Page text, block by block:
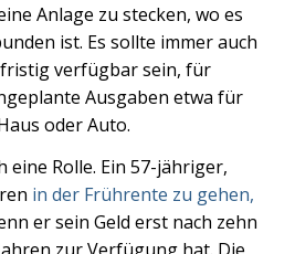
Anlage zu stecken, wo es
ist. Es sollte immer auch
verfügbar sein, für
Ausgaben etwa für
oder Auto.
eine Rolle. Ein 57-jähriger,
in der Frührente zu gehen,
er sein Geld erst nach zehn